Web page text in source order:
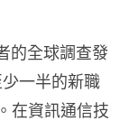
的全球調查發
一半的新職
在資訊通信技